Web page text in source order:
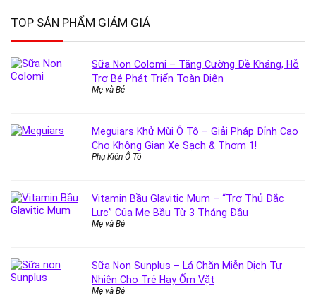
TOP SẢN PHẨM GIẢM GIÁ
Sữa Non Colomi – Tăng Cường Đề Kháng, Hỗ
Trợ Bé Phát Triển Toàn Diện
Mẹ và Bé
Meguiars Khử Mùi Ô Tô – Giải Pháp Đỉnh Cao
Cho Không Gian Xe Sạch & Thơm 1!
Phụ Kiện Ô Tô
Vitamin Bầu Glavitic Mum – “Trợ Thủ Đắc
Lực” Của Mẹ Bầu Từ 3 Tháng Đầu
Mẹ và Bé
Sữa Non Sunplus – Lá Chắn Miễn Dịch Tự
Nhiên Cho Trẻ Hay Ốm Vặt
Mẹ và Bé